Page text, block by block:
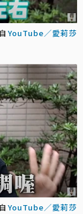
YouTube／愛莉莎
YouTube／愛莉莎